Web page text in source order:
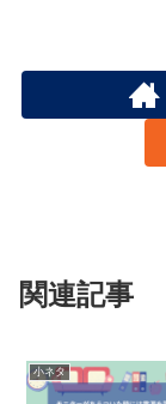
関連記事
小ネタ